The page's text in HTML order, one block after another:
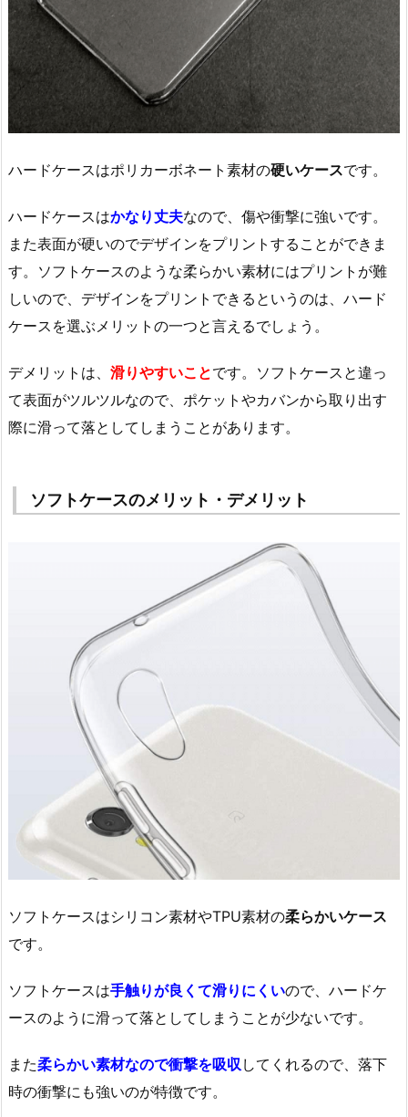
ハードケースはポリカーボネート素材の硬いケースです。
ハードケースはかなり丈夫なので、傷や衝撃に強いです。
また表面が硬いのでデザインをプリントすることができま
す。ソフトケースのような柔らかい素材にはプリントが難
しいので、デザインをプリントできるというのは、ハード
ケースを選ぶメリットの一つと言えるでしょう。
デメリットは、 滑りやすいことです。ソフトケースと違っ
て表面がツルツルなので、ポケットやカバンから取り出す
際に滑って落としてしまうことがあります。
ソフトケースのメリット・デメリット
ソフトケースはシリコン素材やTPU素材の柔らかいケース
です。
ソフトケースは手触りが良くて滑りにくいので、ハードケ
ースのように滑って落としてしまうことが少ないです。
また柔らかい素材なので衝撃を吸収 してくれるので、落下
時の衝撃にも強いのが特徴です。